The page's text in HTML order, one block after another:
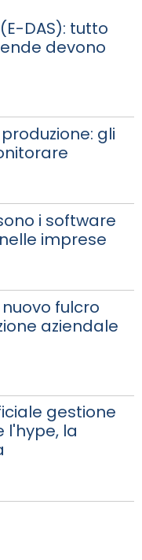
DAS): tutto
devono
gli
i software
imprese
nuovo fulcro
aziendale
gestione
l'hype, la